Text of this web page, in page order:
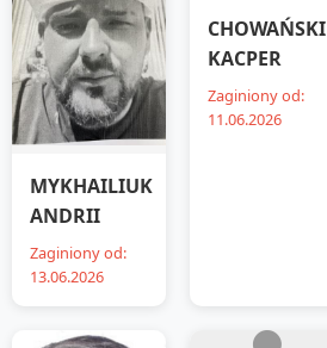
MYKHAILIUK
ANDRII
Zaginiony od:
13.06.2026
CHOWAŃSKI
KACPER
Zaginiony od:
11.06.2026